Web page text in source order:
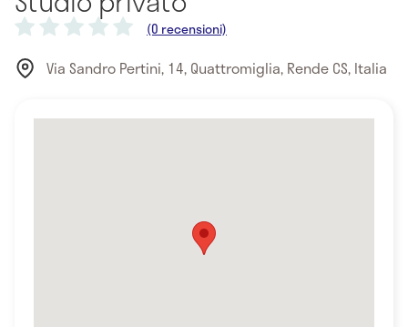
(0 recensioni)
Via Sandro Pertini, 14, Quattromiglia, Rende CS, Italia